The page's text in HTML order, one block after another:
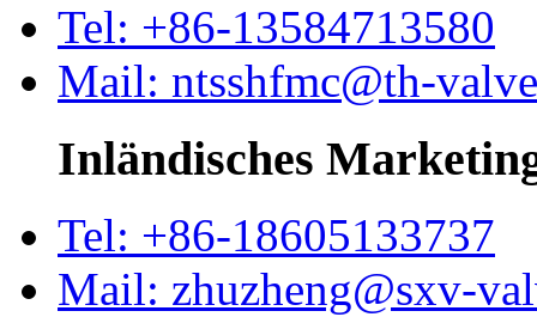
Tel: +86-13584713580
Mail: ntsshfmc@th-
Inländisches
Tel: +86-18605133737
Mail: zhuzheng@sxv-